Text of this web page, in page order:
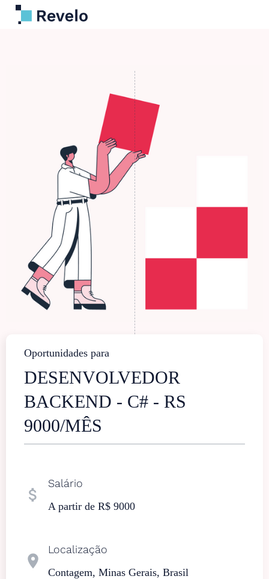
Oportunidades para
DESENVOLVEDOR
BACKEND - C# - RS
9000/MÊS
attach_money
Salário
A partir de R$ 9000
location_on
Localização
Contagem, Minas Gerais, Brasil